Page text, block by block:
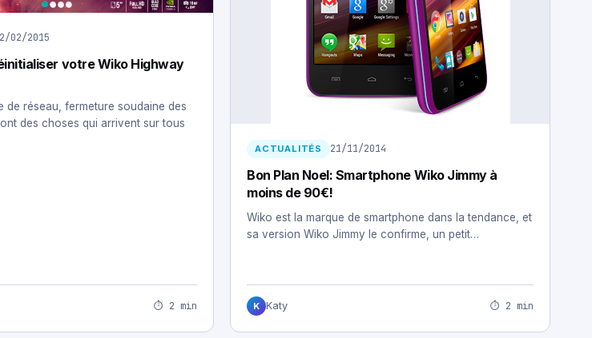
02/2015
votre Wiko Highway
de réseau, fermeture soudaine des
des choses qui arrivent sur tous
⏱ 2 min
ACTUALITÉS 21/11/2014
Bon Plan Noel: Smartphone Wiko Jimmy à
moins de 90€!
Wiko est la marque de smartphone dans la tendance, et
sa version Wiko Jimmy le confirme, un petit…
K Katy ⏱ 2 min